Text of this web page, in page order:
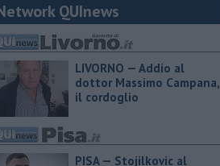
QUInews
LIVORNO — Addio al
dottor Massimo Campana,
il cordoglio
PISA — Stojilkovic al